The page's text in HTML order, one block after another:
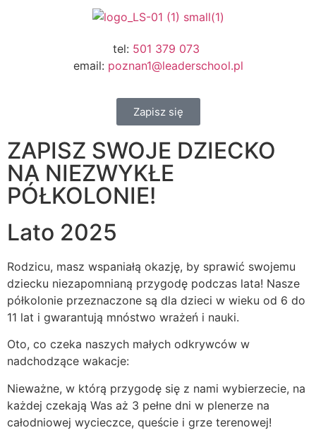
tel: 501 379 073
email: poznan1@leaderschool.pl
Zapisz się
ZAPISZ SWOJE DZIECKO
NA NIEZWYKŁE
PÓŁKOLONIE!
Lato 2025
Rodzicu, masz wspaniałą okazję, by sprawić swojemu
dziecku niezapomnianą przygodę podczas lata! Nasze
półkolonie przeznaczone są dla dzieci w wieku od 6 do
11 lat i gwarantują mnóstwo wrażeń i nauki.
Oto, co czeka naszych małych odkrywców w
nadchodzące wakacje:
Nieważne, w którą przygodę się z nami wybierzecie, na
każdej czekają Was aż 3 pełne dni w plenerze na
całodniowej wycieczce, queście i grze terenowej!